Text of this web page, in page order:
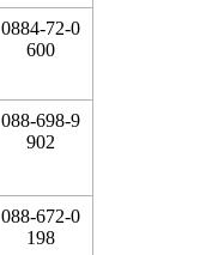
0884-72-0
600
088-698-9
902
088-672-0
198